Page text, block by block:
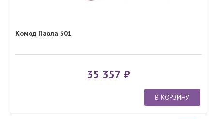
Комод Паола 301
35 357
В КОРЗИНУ